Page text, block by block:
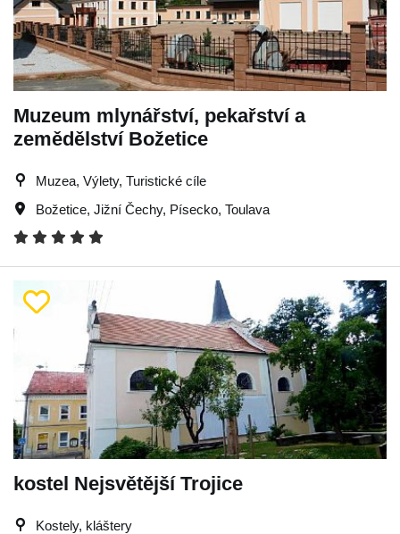
Muzeum mlynářství, pekařství a
zemědělství Božetice
Muzea, Výlety, Turistické cíle
Božetice, Jižní Čechy, Písecko, Toulava
kostel Nejsvětější Trojice
Kostely, kláštery